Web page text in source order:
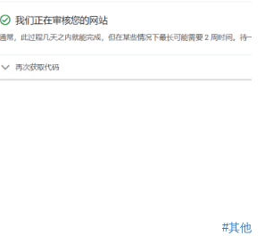
#其他